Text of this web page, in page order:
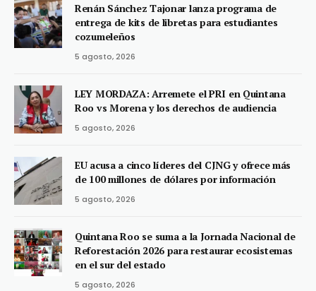
Renán Sánchez Tajonar lanza programa de
entrega de kits de libretas para estudiantes
cozumeleños
5 agosto, 2026
LEY MORDAZA: Arremete el PRI en Quintana
Roo vs Morena y los derechos de audiencia
5 agosto, 2026
EU acusa a cinco líderes del CJNG y ofrece más
de 100 millones de dólares por información
5 agosto, 2026
Quintana Roo se suma a la Jornada Nacional de
Reforestación 2026 para restaurar ecosistemas
en el sur del estado
5 agosto, 2026